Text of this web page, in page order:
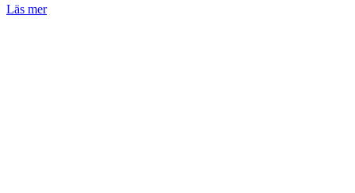
Läs mer